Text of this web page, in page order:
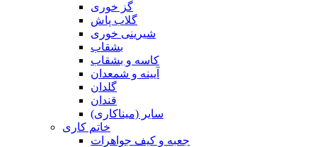
گز خوری
گلاب پاش
شیرینی خوری
بشقاب
کاسه و بشقاب
آیینه و شمعدان
گلدان
قندان
سایر (میناکاری)
خاتم کاری
جعبه و کیف جواهرات